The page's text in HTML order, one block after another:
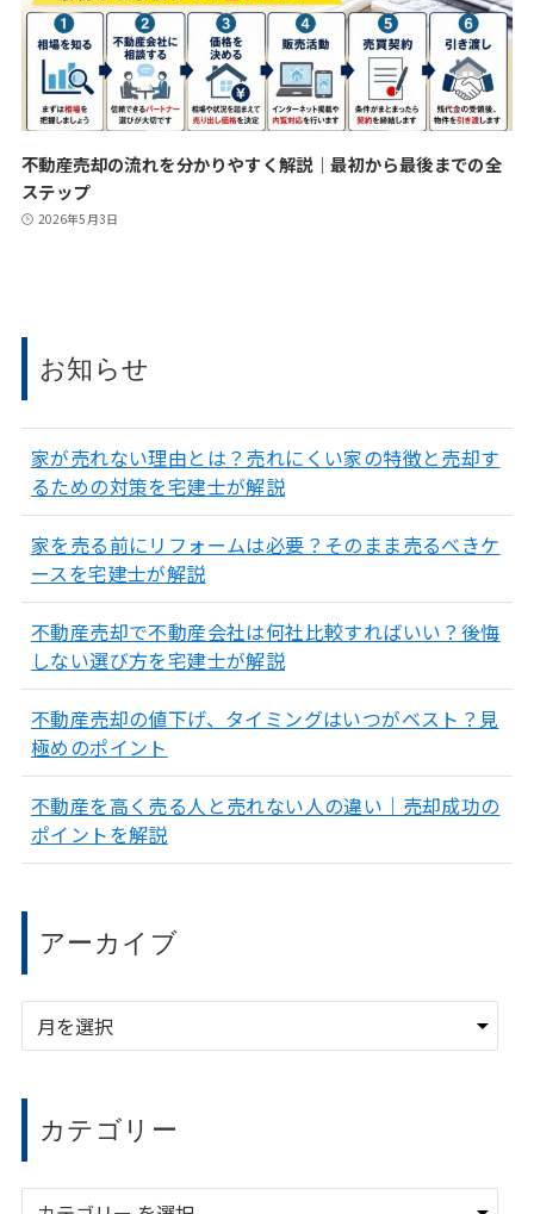
不動産売却の流れを分かりやすく解説｜最初から最後までの全
ステップ
2026年5月3日
お知らせ
家が売れない理由とは？売れにくい家の特徴と売却す
るための対策を宅建士が解説
家を売る前にリフォームは必要？そのまま売るべきケ
ースを宅建士が解説
不動産売却で不動産会社は何社比較すればいい？後悔
しない選び方を宅建士が解説
不動産売却の値下げ、タイミングはいつがベスト？見
極めのポイント
不動産を高く売る人と売れない人の違い｜売却成功の
ポイントを解説
アーカイブ
ー
イ
カテゴリー